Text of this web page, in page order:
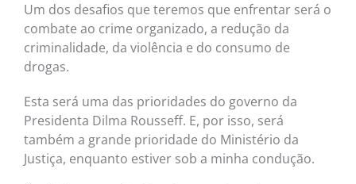
Um dos desafios que teremos que enfrentar será o
combate ao crime organizado, a redução da
criminalidade, da violência e do consumo de
drogas.
Esta será uma das prioridades do governo da
Presidenta Dilma Rousseff. E, por isso, será
também a grande prioridade do Ministério da
Justiça, enquanto estiver sob a minha condução.